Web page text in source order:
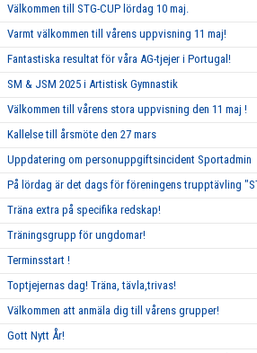
Välkommen till STG-CUP lördag 10 maj.
Varmt välkommen till vårens uppvisning 11 maj!
Fantastiska resultat för våra AG-tjejer i Portugal!
SM & JSM 2025 i Artistisk Gymnastik
Välkommen till vårens stora uppvisning den 11 maj !
Kallelse till årsmöte den 27 mars
Uppdatering om personuppgiftsincident Sportadmin
På lördag är det dags för föreningens trupptävling
Träna extra på specifika redskap!
Träningsgrupp för ungdomar!
Terminsstart !
Toptjejernas dag! Träna, tävla,trivas!
Välkommen att anmäla dig till vårens grupper!
Gott Nytt År!